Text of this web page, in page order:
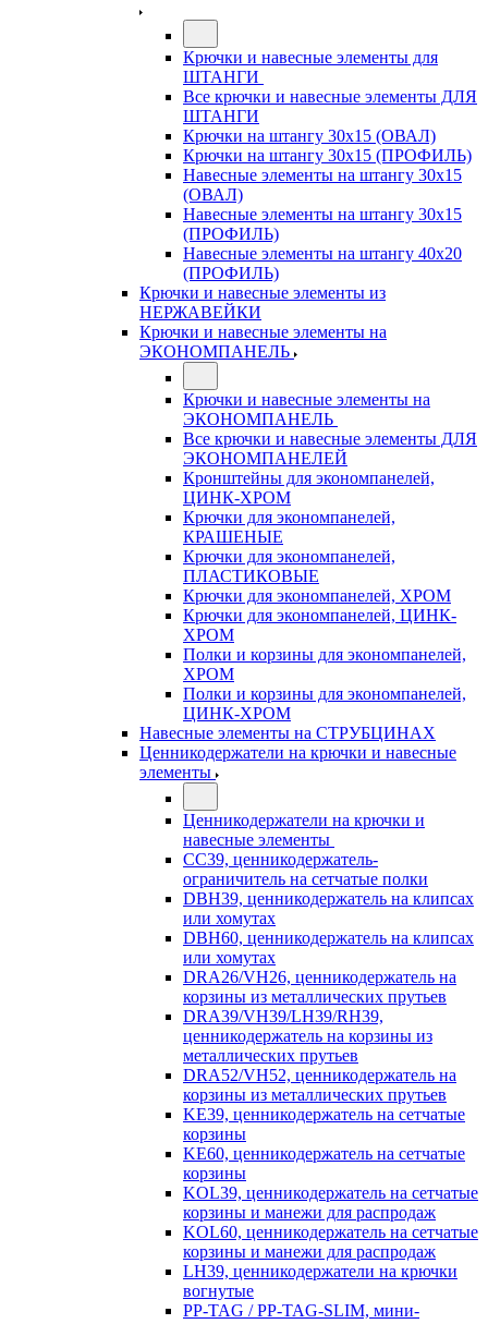
Крючки и навесные элементы для
ШТАНГИ
Все крючки и навесные элементы ДЛЯ
ШТАНГИ
Крючки на штангу 30х15 (ОВАЛ)
Крючки на штангу 30х15 (ПРОФИЛЬ)
Навесные элементы на штангу 30х15
(ОВАЛ)
Навесные элементы на штангу 30х15
(ПРОФИЛЬ)
Навесные элементы на штангу 40х20
(ПРОФИЛЬ)
Крючки и навесные элементы из
НЕРЖАВЕЙКИ
Крючки и навесные элементы на
ЭКОНОМПАНЕЛЬ
Крючки и навесные элементы на
ЭКОНОМПАНЕЛЬ
Все крючки и навесные элементы ДЛЯ
ЭКОНОМПАНЕЛЕЙ
Кронштейны для экономпанелей,
ЦИНК-ХРОМ
Крючки для экономпанелей,
КРАШЕНЫЕ
Крючки для экономпанелей,
ПЛАСТИКОВЫЕ
Крючки для экономпанелей, ХРОМ
Крючки для экономпанелей, ЦИНК-
ХРОМ
Полки и корзины для экономпанелей,
ХРОМ
Полки и корзины для экономпанелей,
ЦИНК-ХРОМ
Навесные элементы на СТРУБЦИНАХ
Ценникодержатели на крючки и навесные
элементы
Ценникодержатели на крючки и
навесные элементы
CC39, ценникодержатель-
ограничитель на сетчатые полки
DBH39, ценникодержатель на клипсах
или хомутах
DBH60, ценникодержатель на клипсах
или хомутах
DRA26/VH26, ценникодержатель на
корзины из металлических прутьев
DRA39/VH39/LH39/RH39,
ценникодержатель на корзины из
металлических прутьев
DRA52/VH52, ценникодержатель на
корзины из металлических прутьев
KE39, ценникодержатель на сетчатые
корзины
KE60, ценникодержатель на сетчатые
корзины
KOL39, ценникодержатель на сетчатые
корзины и манежи для распродаж
KOL60, ценникодержатель на сетчатые
корзины и манежи для распродаж
LH39, ценникодержатели на крючки
вогнутые
PP-TAG / PP-TAG-SLIM, мини-